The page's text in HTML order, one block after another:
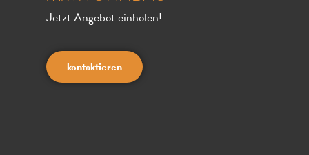
Jetzt Angebot einholen!
kontaktieren